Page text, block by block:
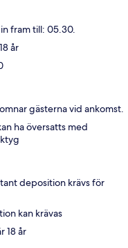
fram till: 05.30.
år
gästerna vid ankomst.
ha översatts med
deposition krävs för
kan krävas
18 år